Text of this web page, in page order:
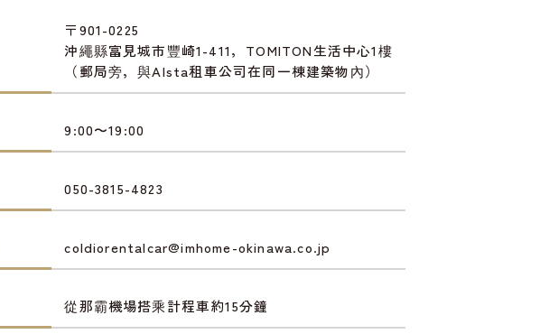
〒901-0225
沖繩縣富見城市豐崎1-411，TOMITON生活中心1樓
（郵局旁，與Alsta租車公司在同一棟建築物內）
9:00〜19:00
050-3815-4823
coldiorentalcar@imhome-okinawa.co.jp
從那霸機場搭乘計程車約15分鐘